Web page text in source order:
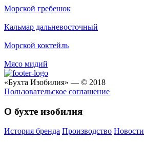
Морской гребешок
Кальмар дальневосточный
Морской коктейль
Мясо мидий
«Бухта Изобилия» — © 2018
Пользовательское соглашение
О бухте изобилия
История бренда Производство Новости